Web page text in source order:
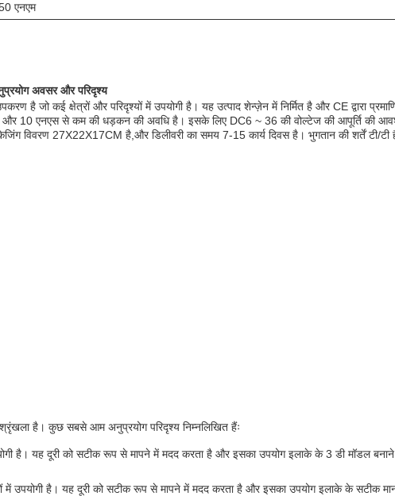
एनएम
अवसर और परिदृश्य
है जो कई क्षेत्रों और परिदृश्यों में उपयोगी है। यह उत्पाद शेन्ज़ेन में निर्मित है और CE द्वारा
और 10 एनएस से कम की धड़कन की अवधि है। इसके लिए DC6 ~ 36 की वोल्टेज की आपूर्ति की
विवरण 27X22X17CM है,और डिलीवरी का समय 7-15 कार्य दिवस है। भुगतान की शर्तें टी/
श्रृंखला है। कुछ सबसे आम अनुप्रयोग परिदृश्य निम्नलिखित हैंः
है। यह दूरी को सटीक रूप से मापने में मदद करता है और इसका उपयोग इलाके के 3 डी मॉडल
में उपयोगी है। यह दूरी को सटीक रूप से मापने में मदद करता है और इसका उपयोग इलाके के सटीक